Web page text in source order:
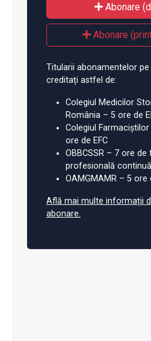
Abonare
Abonare
Titularii abonamentelor
creditați astfel de:
Colegiul Medicilor
România – 5 ore de
Colegiul
ore de EFC
OBBCSSR – 7 ore
profesională continuă
OAMGMAMR – 5 ore
Află mai multe informații
abonare.